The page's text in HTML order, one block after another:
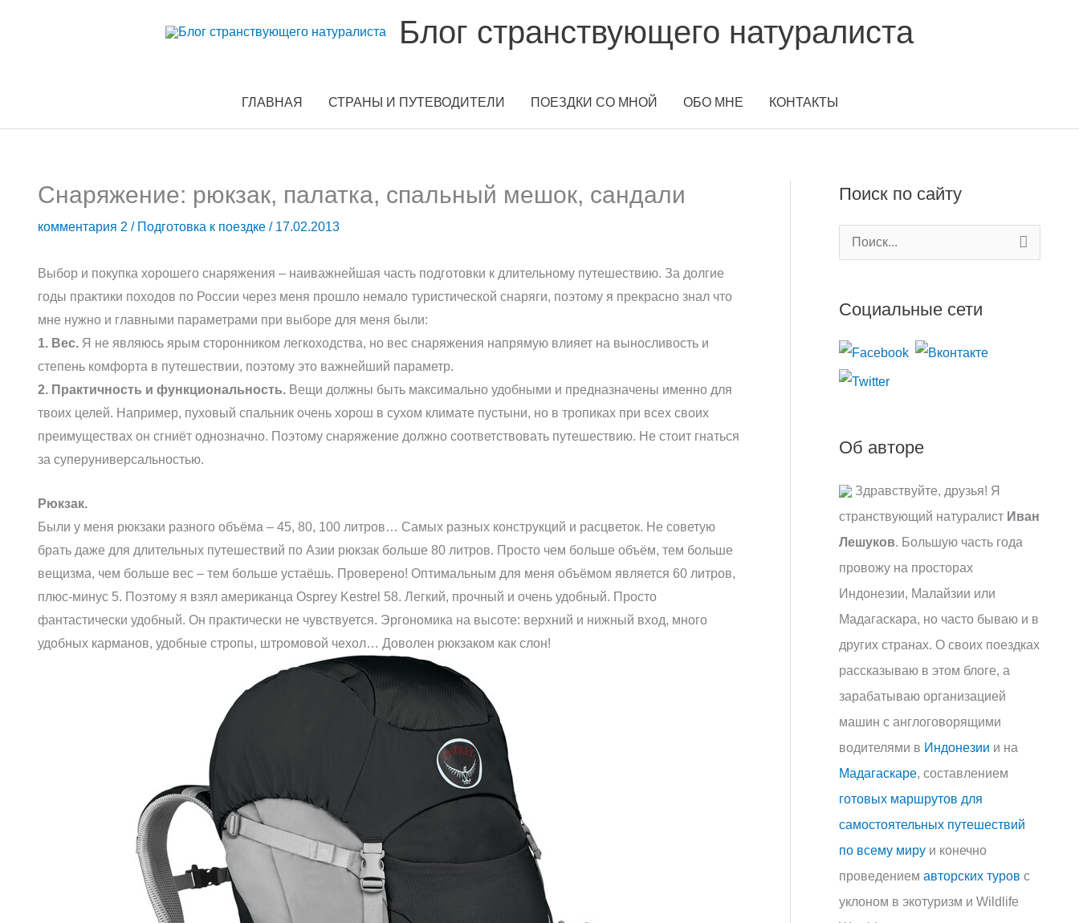
Блог странствующего натуралиста
ГЛАВНАЯ СТРАНЫ И ПУТЕВОДИТЕЛИ ПОЕЗДКИ СО МНОЙ ОБО МНЕ КОНТАКТЫ
Снаряжение: рюкзак, палатка, спальный мешок, сандали
комментария 2 / Подготовка к поездке / 17.02.2013
Выбор и покупка хорошего снаряжения – наиважнейшая часть подготовки к длительному путешествию. За долгие
годы практики походов по России через меня прошло немало туристической снаряги, поэтому я прекрасно знал что
мне нужно и главными параметрами при выборе для меня были:
1. Вес. Я не являюсь ярым сторонником легкоходства, но вес снаряжения напрямую влияет на выносливость и
степень комфорта в путешествии, поэтому это важнейший параметр.
2. Практичность и функциональность. Вещи должны быть максимально удобными и предназначены именно для
твоих целей. Например, пуховый спальник очень хорош в сухом климате пустыни, но в тропиках при всех своих
преимуществах он сгниёт однозначно. Поэтому снаряжение должно соответствовать путешествию. Не стоит гнаться
за суперуниверсальностью.
Рюкзак.
Были у меня рюкзаки разного объёма – 45, 80, 100 литров… Самых разных конструкций и расцветок. Не советую
брать даже для длительных путешествий по Азии рюкзак больше 80 литров. Просто чем больше объём, тем больше
вещизма, чем больше вес – тем больше устаёшь. Проверено! Оптимальным для меня объёмом является 60 литров,
плюс-минус 5. Поэтому я взял американца Osprey Kestrel 58. Легкий, прочный и очень удобный. Просто
фантастически удобный. Он практически не чувствуется. Эргономика на высоте: верхний и нижный вход, много
удобных карманов, удобные стропы, штромовой чехол… Доволен рюкзаком как слон!
Поиск по сайту
о
с
к
Социальные сети
Об авторе
Здравствуйте, друзья! Я
странствующий натуралист Иван
Лешуков. Большую часть года
провожу на просторах
Индонезии, Малайзии или
Мадагаскара, но часто бываю и в
других странах. О своих поездках
рассказываю в этом блоге, а
зарабатываю организацией
машин с англоговорящими
водителями в Индонезии и на
Мадагаскаре, составлением
готовых маршрутов для
самостоятельных путешествий
по всему мируи конечно
проведением авторских туров с
уклоном в экотуризм и Wildlife